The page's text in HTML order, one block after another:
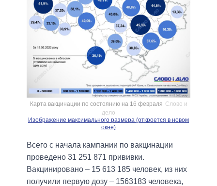
Карта вакцинации по состоянию на 16 февраля Слово и
дело
Изображение максимального размера (откроется в новом
окне)
Всего с начала кампании по вакцинации
проведено 31 251 871 прививки.
Вакцинировано – 15 613 185 человек, из них
получили первую дозу – 1563183 человека,